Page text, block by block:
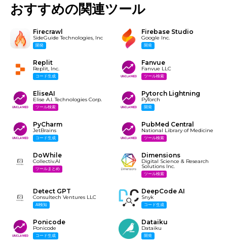
おすすめの関連ツール
Firecrawl
SideGuide Technologies, Inc
開発
Firebase Studio
Google Inc.
開発
Replit
Replit, Inc.
コード生成
Fanvue
Fanvue LLC
ツール検索
EliseAI
Elise A.I. Technologies Corp.
ツール検索
Pytorch Lightning
PyTorch
開発
PyCharm
JetBrains
コード生成
PubMed Central
National Library of Medicine
ツール検索
DoWhile
Collectiv.AI
ツールまとめ
Dimensions
Digital Science & Research
Solutions Inc.
ツール検索
Detect GPT
Consultech Ventures LLC
AI検知
DeepCode AI
Snyk
コード生成
Ponicode
Ponicode
コード生成
Dataiku
Dataiku
開発